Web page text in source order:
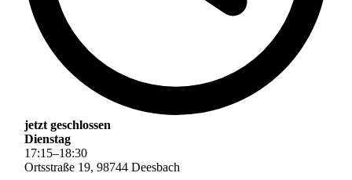
jetzt geschlossen
Dienstag
17:15–18:30
Ortsstraße 19, 98744 Deesbach